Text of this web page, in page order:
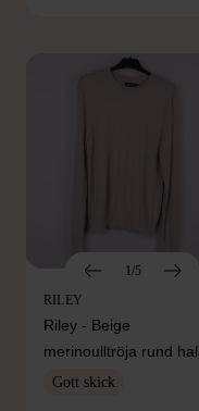
1/5
RILEY
Riley - Beige
merinoulltröja rund
Gott skick